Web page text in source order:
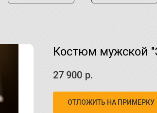
Костюм мужской
27 900 р.
ОТЛОЖИТЬ НА ПРИМЕРКУ